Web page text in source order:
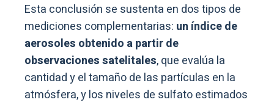
Esta conclusión se sustenta en dos tipos de
mediciones complementarias: un índice de
aerosoles obtenido a partir de
observaciones satelitales, que evalúa la
cantidad y el tamaño de las partículas en la
atmósfera, y los niveles de sulfato estimados